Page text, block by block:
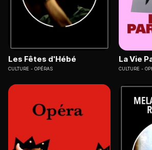
Les Fêtes d'Hébé
CULTURE OPÉRAS
La Vie
CULTURE